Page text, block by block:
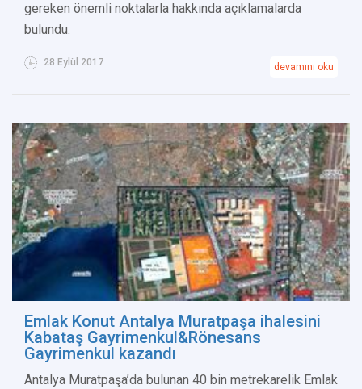
gereken önemli noktalarla hakkında açıklamalarda
bulundu.
28 Eylül 2017 devamını oku
Emlak Konut Antalya Muratpaşa ihalesini
Kabataş Gayrimenkul&Rönesans
Gayrimenkul kazandı
Antalya Muratpaşa’da bulunan 40 bin metrekarelik Emlak